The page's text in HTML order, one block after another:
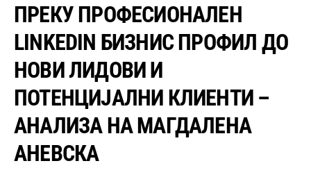
ПРЕКУ ПРОФЕСИОНАЛЕН
LINKEDIN БИЗНИС ПРОФИЛ ДО
НОВИ ЛИДОВИ И
ПОТЕНЦИЈАЛНИ КЛИЕНТИ –
АНАЛИЗА НА МАГДАЛЕНА
АНЕВСКА